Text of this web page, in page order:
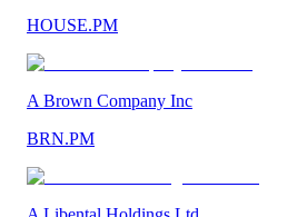
HOUSE.PM
A Brown Company Inc
BRN.PM